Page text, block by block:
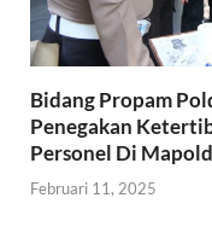
Bidang Propam
Penegakan
Personel Di
Februari 11, 2025